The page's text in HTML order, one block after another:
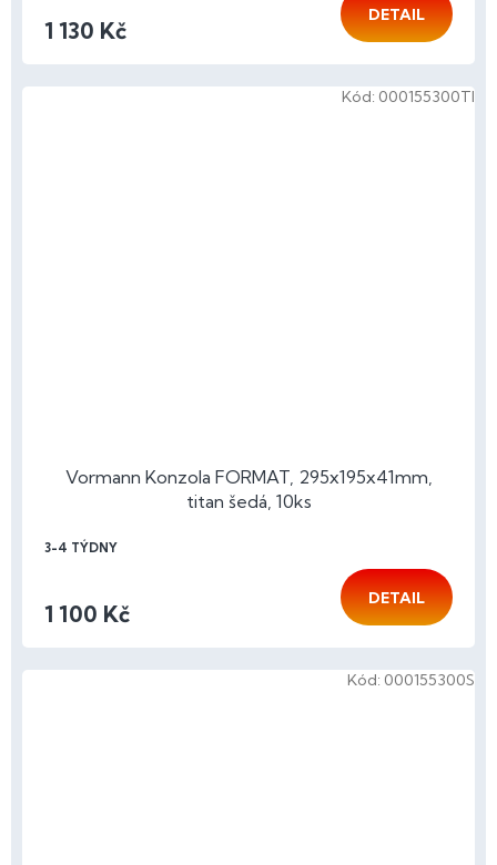
1 130 Kč
DETAIL
Vormann Konzola FORMAT, 295x195x41mm,
titan šedá, 10ks
3-4 TÝDNY
1 100 Kč
DETAIL
Kód: 000155300TI
Kód: 000155300S